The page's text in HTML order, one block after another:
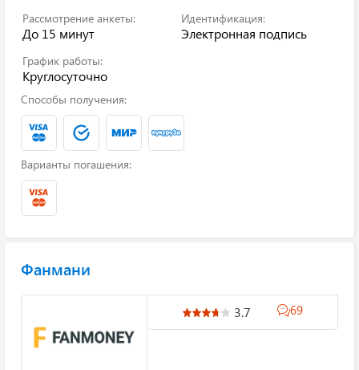
Рассмотрение анкеты:
До 15 минут
Идентификация:
Электронная подпись
График работы:
Круглосуточно
Способы получения:
Варианты погашения:
Фанмани
3.7 69